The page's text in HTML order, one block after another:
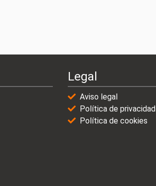
Legal
Aviso legal
Política de privacidad
Política de cookies